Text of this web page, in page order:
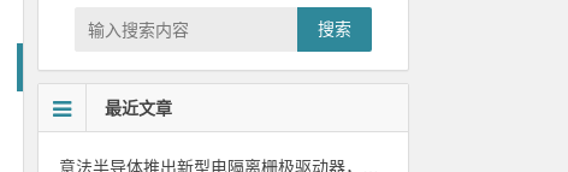
搜索
最近文章